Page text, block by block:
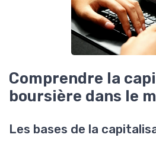
Comprendre la
boursière dans le
Les bases de la